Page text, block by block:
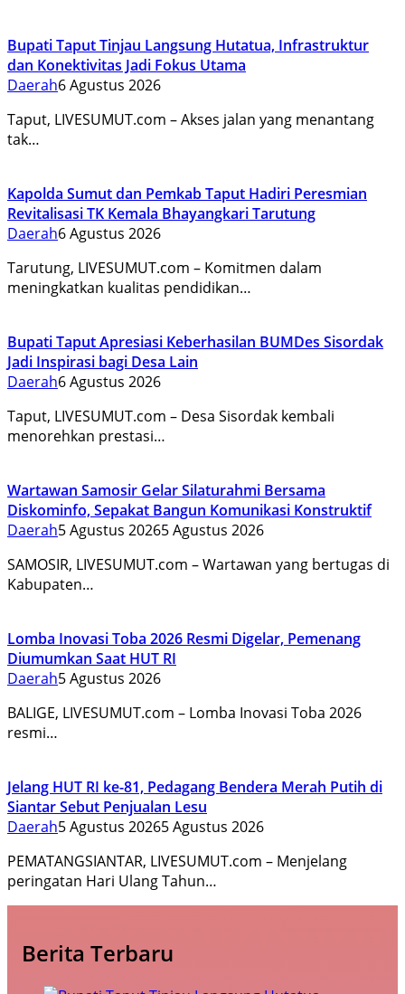
Bupati Taput Tinjau Langsung Hutatua, Infrastruktur
dan Konektivitas Jadi Fokus Utama
Daerah6 Agustus 2026
Taput, LIVESUMUT.com – Akses jalan yang menantang
tak…
Kapolda Sumut dan Pemkab Taput Hadiri Peresmian
Revitalisasi TK Kemala Bhayangkari Tarutung
Daerah6 Agustus 2026
Tarutung, LIVESUMUT.com – Komitmen dalam
meningkatkan kualitas pendidikan…
Bupati Taput Apresiasi Keberhasilan BUMDes Sisordak
Jadi Inspirasi bagi Desa Lain
Daerah6 Agustus 2026
Taput, LIVESUMUT.com – Desa Sisordak kembali
menorehkan prestasi…
Wartawan Samosir Gelar Silaturahmi Bersama
Diskominfo, Sepakat Bangun Komunikasi Konstruktif
Daerah5 Agustus 20265 Agustus 2026
SAMOSIR, LIVESUMUT.com – Wartawan yang bertugas di
Kabupaten…
Lomba Inovasi Toba 2026 Resmi Digelar, Pemenang
Diumumkan Saat HUT RI
Daerah5 Agustus 2026
BALIGE, LIVESUMUT.com – Lomba Inovasi Toba 2026
resmi…
Jelang HUT RI ke-81, Pedagang Bendera Merah Putih di
Siantar Sebut Penjualan Lesu
Daerah5 Agustus 20265 Agustus 2026
PEMATANGSIANTAR, LIVESUMUT.com – Menjelang
peringatan Hari Ulang Tahun…
Berita Terbaru